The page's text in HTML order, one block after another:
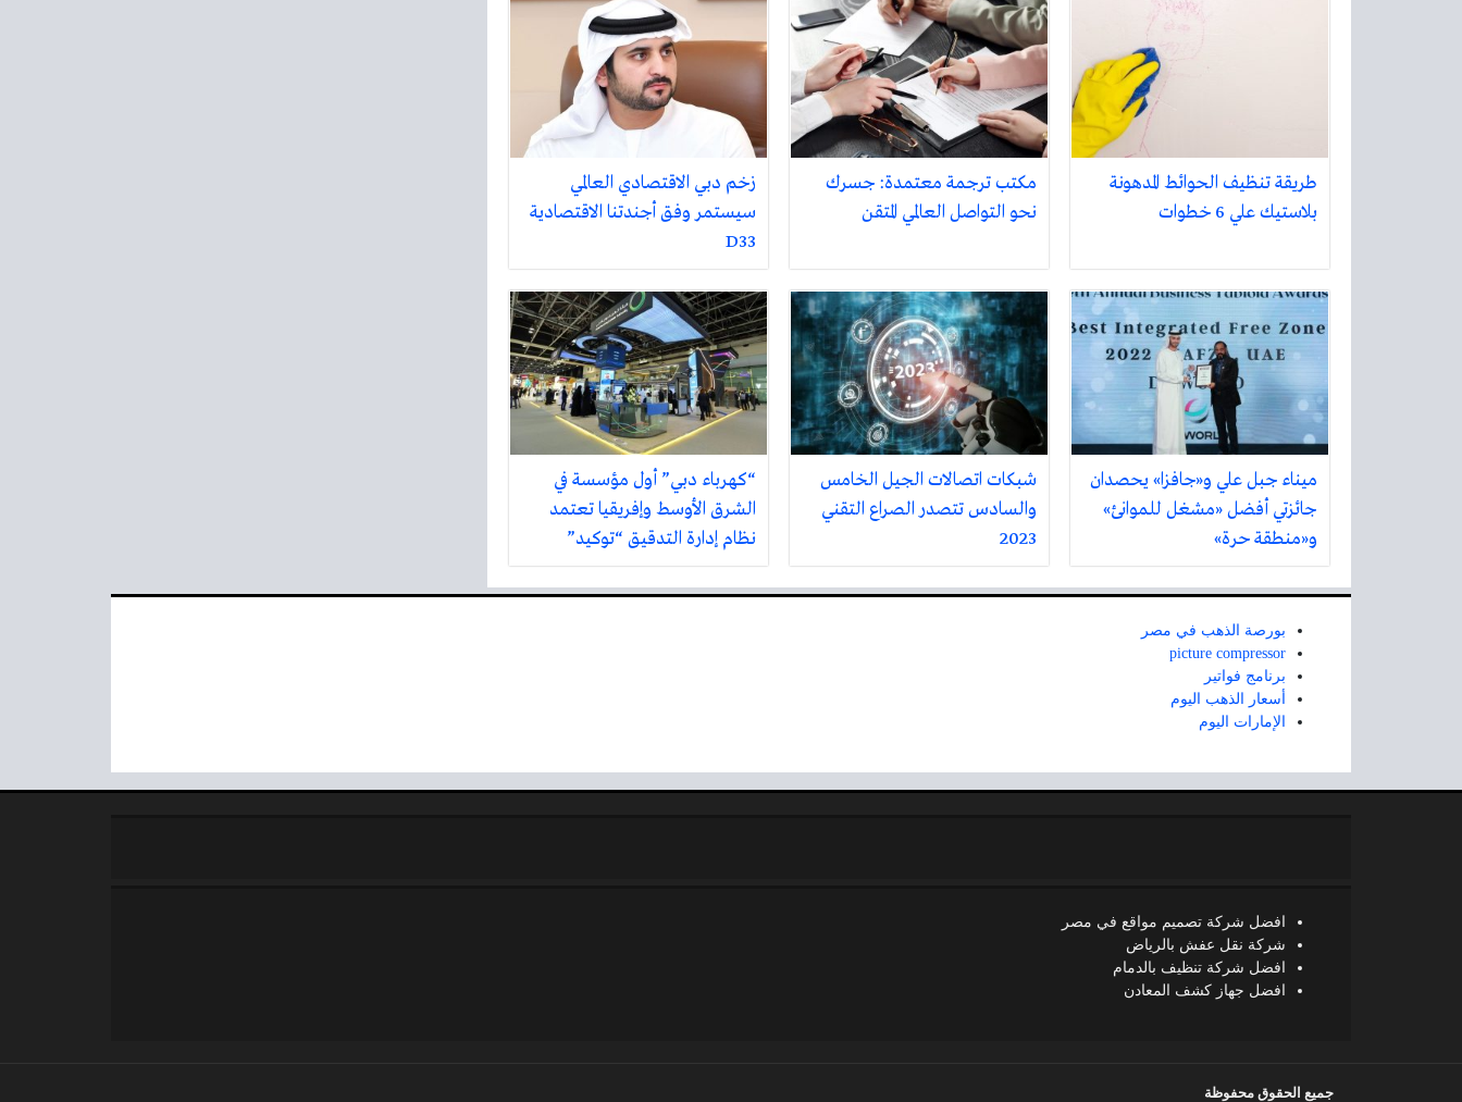
طريقة تنظيف الحوائط المدهونة
بلاستيك علي 6 خطوات
مكتب ترجمة معتمدة: جسرك
نحو التواصل العالمي المتقن
زخم دبي الاقتصادي العالمي
سيستمر وفق أجندتنا الاقتصادية
D33
ميناء جبل علي و«جافزا» يحصدان
جائزتي أفضل «مشغل للموانئ»
و«منطقة حرة»
شبكات اتصالات الجيل الخامس
والسادس تتصدر الصراع التقني
2023
“كهرباء دبي” أول مؤسسة في
الشرق الأوسط وإفريقيا تعتمد
نظام إدارة التدقيق “توكيد”
بورصة الذهب في مصر
picture compressor
برنامج فواتير
أسعار الذهب اليوم
الإمارات اليوم
افضل شركة تصميم مواقع في مصر
شركة نقل عفش بالرياض
افضل شركة تنظيف بالدمام
افضل جهاز كشف المعادن
جميع الحقوق محفوظة